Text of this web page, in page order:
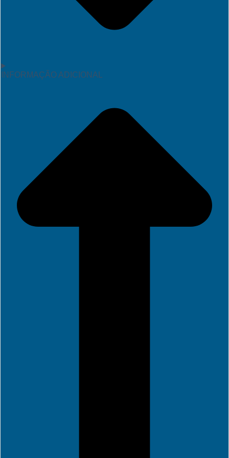
INFORMAÇÃO ADICIONAL